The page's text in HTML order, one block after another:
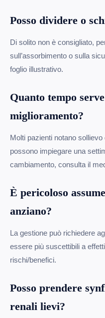
Posso dividere o
Di solito non è consigliato,
sull’assorbimento o sulla
foglio illustrativo.
Quanto tempo
miglioramento?
Molti pazienti notano
possono impiegare una
cambiamento, consulta il
È pericoloso
anziano?
La gestione può richiedere
essere più suscettibili a
rischi/benefici.
Posso prendere
renali lievi?